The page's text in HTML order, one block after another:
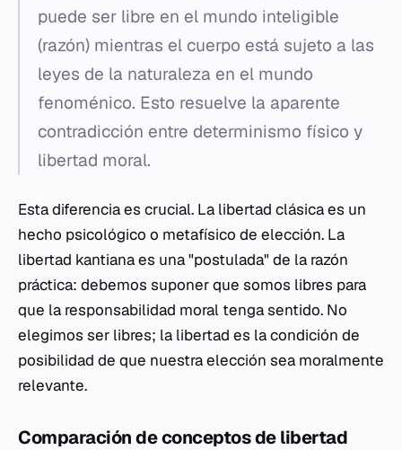
puede ser libre en el mundo inteligible
(razón) mientras el cuerpo está sujeto a las
leyes de la naturaleza en el mundo
fenoménico. Esto resuelve la aparente
contradicción entre determinismo físico y
libertad moral.
Esta diferencia es crucial. La libertad clásica es un
hecho psicológico o metafísico de elección. La
libertad kantiana es una "postulada" de la razón
práctica: debemos suponer que somos libres para
que la responsabilidad moral tenga sentido. No
elegimos ser libres; la libertad es la condición de
posibilidad de que nuestra elección sea moralmente
relevante.
Comparación de conceptos de libertad